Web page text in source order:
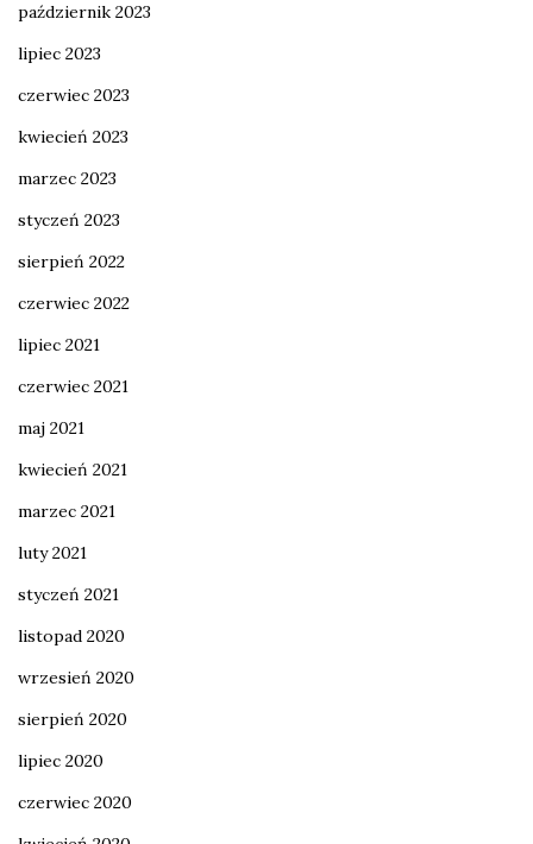
październik 2023
lipiec 2023
czerwiec 2023
kwiecień 2023
marzec 2023
styczeń 2023
sierpień 2022
czerwiec 2022
lipiec 2021
czerwiec 2021
maj 2021
kwiecień 2021
marzec 2021
luty 2021
styczeń 2021
listopad 2020
wrzesień 2020
sierpień 2020
lipiec 2020
czerwiec 2020